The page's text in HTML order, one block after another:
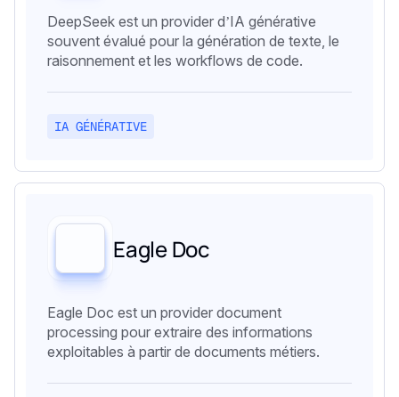
DeepSeek est un provider d’IA générative
souvent évalué pour la génération de texte, le
raisonnement et les workflows de code.
IA GÉNÉRATIVE
Eagle Doc
Eagle Doc est un provider document
processing pour extraire des informations
exploitables à partir de documents métiers.